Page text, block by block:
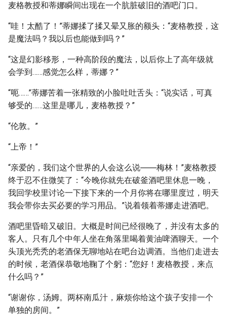
麦格教授和蒂娜瞬间出现在一个肮脏破旧的酒吧门口。
“哇！太酷了！”蒂娜揉了揉又晕又胀的额头：“麦格教授，这
是魔法吗？我以后也能做到吗？”
“这是幻影移形，一种高阶段的魔法，以后你上了高年级就
会学到……感觉怎么样，蒂娜？”
“呃……”蒂娜苦着一张精致的小脸吐吐舌头：“说实话，可真
够受的……这里是哪儿，麦格教授？”
“伦敦。”
“上帝！”
“亲爱的，我们这个世界的人会这么说――梅林！”麦格教授
终于忍不住微笑了：“今晚你就先在破釜酒吧里休息一晚，
我回学校里讨论一下接下来的一个月你将在哪里度过，明天
我会带你去买必要的学习用品。”说着领着蒂娜走进酒吧。
酒吧里昏暗又破旧。大概是时间已经很晚了，并没有太多的
客人。只有几个中年人坐在角落里喝着黄油啤酒聊天。一个
头顶光秃秃的老酒保无聊地站在吧台边调酒。当他们走进去
的时候，老酒保恭敬地鞠了个躬：“您好！麦格教授，来点
什么吗？”
“谢谢你，汤姆。两杯南瓜汁，麻烦你给这个孩子安排一个
单独的房间。”